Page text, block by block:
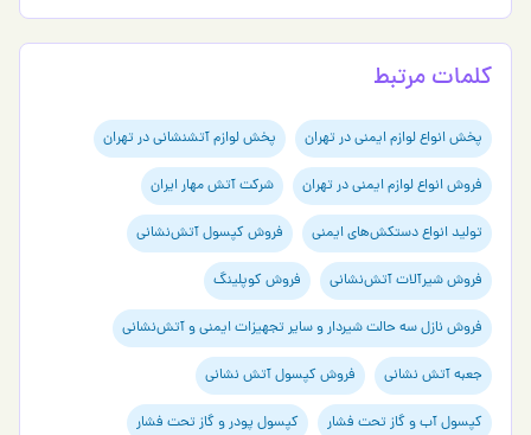
کلمات مرتبط
پخش انواع لوازم ایمنی در تهران پخش لوازم آتشنشانی در تهران
فروش انواع لوازم ایمنی در تهران شرکت آتش مهار ایران
تولید انواع دستکش‌های ایمنی فروش کپسول آتش‌نشانی
فروش شیرآلات آتش‌نشانی فروش کوپلینگ
فروش نازل سه حالت شیردار و سایر تجهیزات ایمنی و آتش‌نشانی
جعبه آتش نشانی فروش کپسول آتش نشانی
کپسول آب و گاز تحت فشار کپسول پودر و گاز تحت فشار